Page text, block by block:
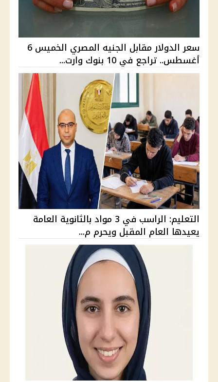
سعر الدولار مقابل الجنيه المصري الخميس 6
أغسطس.. تراجع في 10 بنوك وارت...
التعليم: الراسب في 3 مواد بالثانوية العامة
يعيدها العام المقبل ويحرم م...